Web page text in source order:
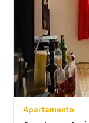
Apartamento